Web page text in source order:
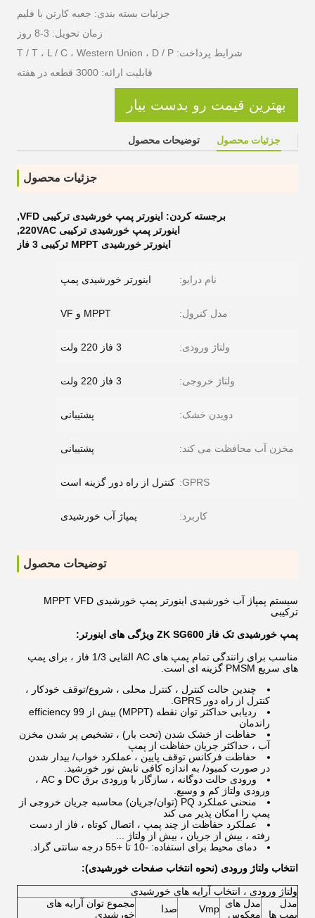
جزئیات بسته بندی: جعبه کارتن با فلیم
زمان تحویل: 3-8 روز
شرایط پرداخت: T / T ، L / C ، Western Union ، D / P
قابلیت ارائه: 3000 قطعه در هفته
بهترین قیمت رو بدست بیار
جزئیات محصول توضیحات محصول
جزئیات محصول
برجسته کردن: اینورتر پمپ خورشیدی ترکیبی VFD
,
اینورتر پمپ خورشیدی ترکیبی 220VAC
,
اینورتر خورشیدی MPPT ترکیبی 3 فاز
نام درایو: اینورتر خورشیدی پمپ
مدل کنرول: MPPT و VF
ولتاژ ورودی: 3 فاز 220 ولت
ولتاژ خروجی: 3 فاز 220 ولت
دویدن خشک: پشتیبانی
مخزن آب محافظت می کند: پشتیبانی
GPRS: کنترل از راه دور گزینه است
کاربرد: پمپاژ آب خورشیدی
توضیحات محصول
سیستم پمپاژ آب خورشیدی اینورتر پمپ خورشیدی MPPT VFD
ترکیبی
پمپ خورشیدی تک فاز ZK SG600 ویژگی های اینورتر:
مناسب برای رانندگی تمام پمپ های AC القایی 1/3 فاز ، برای پمپ
های سریع PMSM گزینه ای است.
چندین حالت کنترل ، کنترل محلی ، شروع/توقف خودکار ،
کنترل از راه دور GPRS.
ردیابی حداکثر توان نقطه (MPPT) بیش از 99 efficiency
راندمان
حفاظت از خشک شدن (تحت بار) ، تشخیص پر شدن مخزن
آب ، حداکثر جریان حفاظت از پمپ
حفاظت فرکانس توقف پایین ، عملکرد خواب/ بیدار شدن
در صورت کمبود/ به اندازه کافی تابش نور خورشید.
ورودی حالت دوگانه ، سازگار با ورودی برق DC و AC ،
ورودی ولتاژ کم و وسیع.
منحنی عملکرد PQ (توان/جریان) محاسبه جریان خروجی از
پمپ را امکان پذیر می کند
عملکرد حفاظت از چند پمپ ، اتصال کوتاه ، فاز از دست
رفته ، بیش از جریان ، بیش از ولتاژ ...
دمای محیط برای استفاده: -10 تا +55 درجه سانتی گراد.
انتخاب ولتاژ ورودی (نحوه انتخاب صفحات خورشیدی):
ولتاژ ورودی ، انتخاب آرایه های خورشیدی
مدل
پمپ ها
مدل های
معکوس
Vmp صدا
مجموع توان آرایه های
خورشیدی